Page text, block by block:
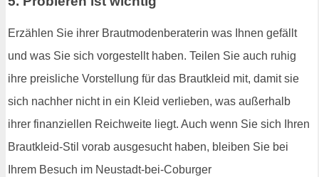
Erzählen Sie ihrer Brautmodenberaterin was Ihnen gefällt
und was Sie sich vorgestellt haben. Teilen Sie auch ruhig
ihre preisliche Vorstellung für das Brautkleid mit, damit sie
sich nachher nicht in ein Kleid verlieben, was außerhalb
ihrer finanziellen Reichweite liegt. Auch wenn Sie sich Ihren
Brautkleid-Stil vorab ausgesucht haben, bleiben Sie bei
Ihrem Besuch im Neustadt-bei-Coburger